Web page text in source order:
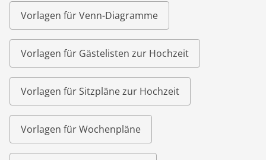
Vorlagen für Venn-Diagramme
Vorlagen für Gästelisten zur Hochzeit
Vorlagen für Sitzpläne zur Hochzeit
Vorlagen für Wochenpläne